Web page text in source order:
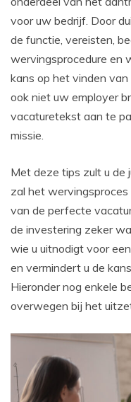
voor uw bedrijf. Door
de functie, vereisten,
wervingsprocedure en
kans op het vinden
ook niet uw employer
vacaturetekst aan te
missie.
Met deze tips zult u de
zal het
van de perfecte
de investering zeker
wie u uitnodigt voor
en vermindert u de
Hieronder nog enkele
overwegen bij het